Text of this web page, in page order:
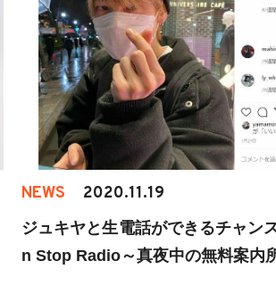
NEWS 2020.11.19
ジュキヤと生電話ができるチャン
n Stop Radio～真夜中の無料案内